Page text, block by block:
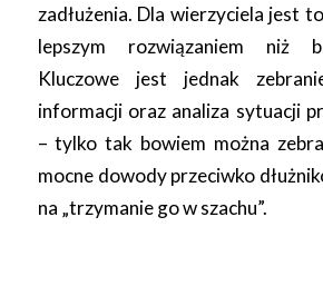
zadłużenia. Dla wierzyciela jest
lepszym rozwiązaniem niż
Kluczowe jest jednak
informacji oraz analiza sytuacji
– tylko tak bowiem można
mocne dowody przeciwko
na „trzymanie go w szachu”.